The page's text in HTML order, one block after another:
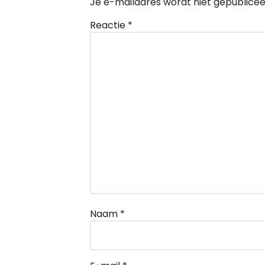
Reactie *
Naam *